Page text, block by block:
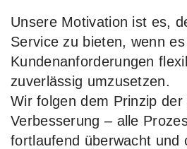
Unsere Motivation ist es,
Service zu bieten, wenn
Kundenanforderungen
zuverlässig umzusetzen.
Wir folgen dem Prinzip der
Verbesserung – alle
fortlaufend überwacht und